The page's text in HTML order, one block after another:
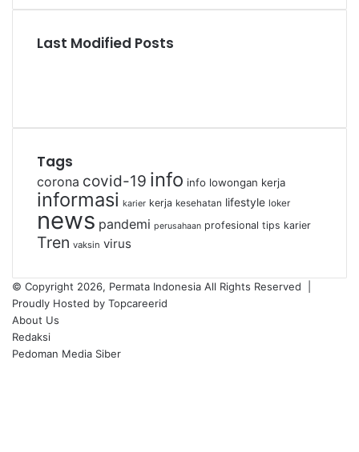
Last Modified Posts
Tags
corona covid-19 info info lowongan kerja
informasi karier kerja kesehatan lifestyle loker
news pandemi perusahaan profesional tips karier
Tren vaksin virus
© Copyright 2026, Permata Indonesia All Rights Reserved |
Proudly Hosted by Topcareerid
About Us
Redaksi
Pedoman Media Siber